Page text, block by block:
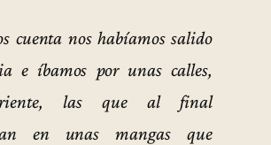
cuenta nos habíamos salido
e íbamos por unas calles,
las que al final
en unas mangas que